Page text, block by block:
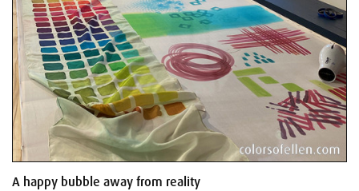
A happy bubble away from reality